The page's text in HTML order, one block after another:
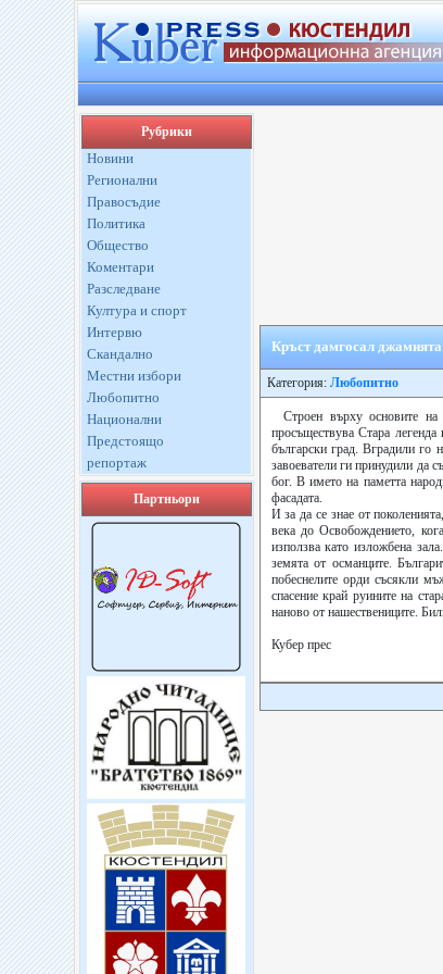
Рубрики
Новини
Регионални
Правосъдие
Политика
Общество
Коментари
Разследване
Култура и спорт
Интервю
Скандално
Местни избори
Любопитно
Национални
Предстоящо
репортаж
Партньори
Кръст дамгосал
Категория: Любопитно
Строен върху основите
просъществува Стара
български град. Вградили го
завоеватели ги принудили да
бог. В името на паметта
фасадата.
И за да се знае от
века до Освобождението,
използва като изложбена
земята от османците.
побеснелите орди съсякли
спасение край руините на
наново от нашествениците.
Кубер прес